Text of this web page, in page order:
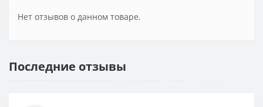
Нет отзывов о данном товаре.
Последние отзывы